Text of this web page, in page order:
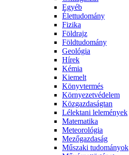
Egyéb
Élettudomány
Fizika
Földrajz
Földtudomány
Geológia
Hírek
Kémia
Kiemelt
Könyvtermés
Környezetvédelem
Közgazdaságtan
Lélektani lelemények
Matematika
Meteorológia
Mezőgazdaság
Műszaki tudományok